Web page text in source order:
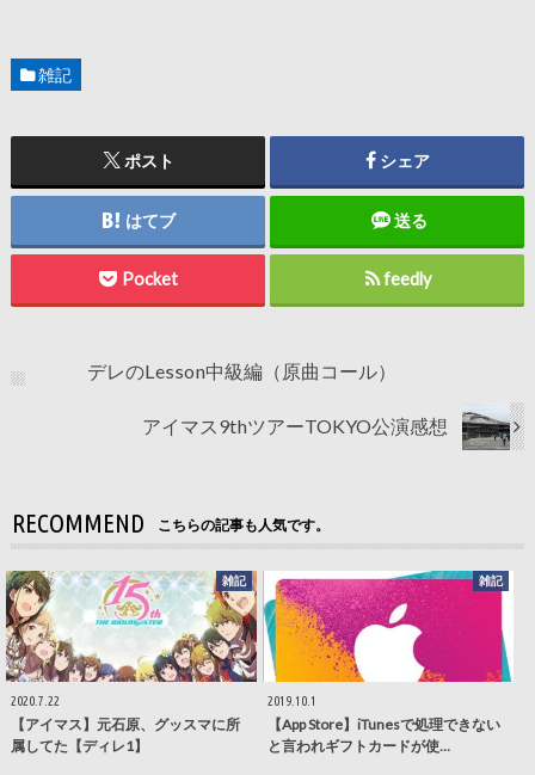
雑記
ポスト シェア
はてブ 送る
Pocket feedly
デレのLesson中級編（原曲コール）
アイマス9thツアーTOKYO公演感想
RECOMMEND こちらの記事も人気です。
雑記
2020.7.22
【アイマス】元石原、グッスマに所
属してた【ディレ1】
雑記
2019.10.1
【App Store】iTunesで処理できない
と言われギフトカードが使…